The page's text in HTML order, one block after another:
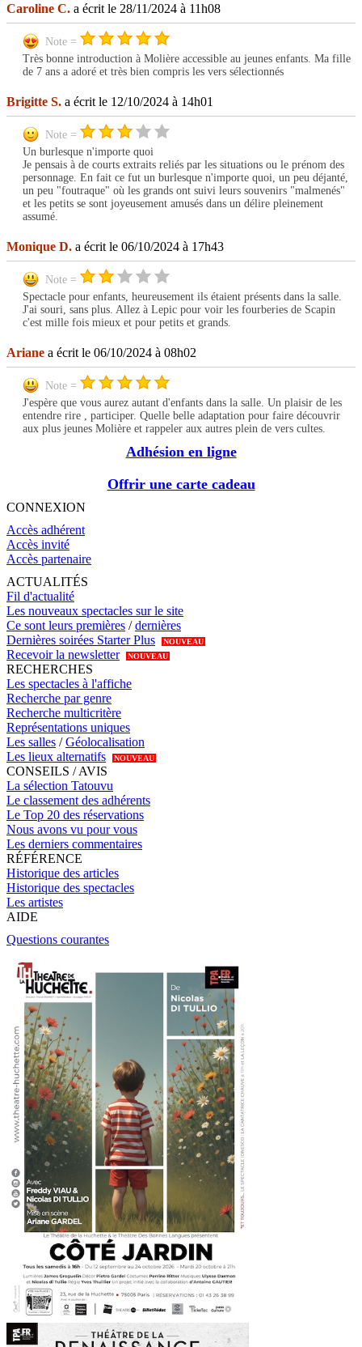
Caroline C. a écrit le 28/11/2024 à 11h08
Note =
Très bonne introduction à Molière accessible au jeunes enfants. Ma fille
de 7 ans a adoré et très bien compris les vers sélectionnés
Brigitte S. a écrit le 12/10/2024 à 14h01
Note =
Un burlesque n'importe quoi
Je pensais à de courts extraits reliés par les situations ou le prénom des
personnage. En fait ce fut un burlesque n'importe quoi, un peu déjanté,
un peu "foutraque" où les grands ont suivi leurs souvenirs "malmenés"
et les petits se sont joyeusement amusés dans un délire pleinement
assumé.
Monique D. a écrit le 06/10/2024 à 17h43
Note =
Spectacle pour enfants, heureusement ils étaient présents dans la salle.
J'ai souri, sans plus. Allez à Lepic pour voir les fourberies de Scapin
c'est mille fois mieux et pour petits et grands.
Ariane a écrit le 06/10/2024 à 08h02
Note =
J'espère que vous aurez autant d'enfants dans la salle. Un plaisir de les
entendre rire , participer. Quelle belle adaptation pour faire découvrir
aux plus jeunes Molière et rappeler aux autres plein de vers cultes.
Adhésion en ligne
Offrir une carte cadeau
CONNEXION
Accès adhérent
Accès invité
Accès partenaire
ACTUALITÉS
Fil d'actualité
Les nouveaux spectacles sur le site
Ce sont leurs premières /dernières
Dernières soirées Starter Plus
NOUVEAU
Recevoir la newsletter NOUVEAU
RECHERCHES
Les spectacles à l'affiche
Recherche par genre
Recherche multicritère
Représentations uniques
Les salles /Géolocalisation
Les lieux alternatifs
NOUVEAU
CONSEILS / AVIS
La sélection Tatouvu
Le classement des adhérents
Le Top 20 des réservations
Nous avons vu pour vous
Les derniers commentaires
RÉFÉRENCE
Historique des articles
Historique des spectacles
Les artistes
AIDE
Questions courantes